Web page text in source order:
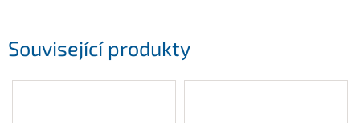
Související produkty